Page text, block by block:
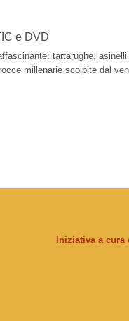
e DVD
tartarughe,
millenarie scolpite dal
Iniziativa a cura